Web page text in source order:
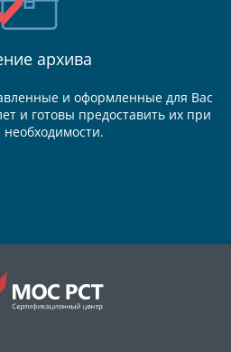
архива
и оформленные для Вас
и готовы предоставить их при